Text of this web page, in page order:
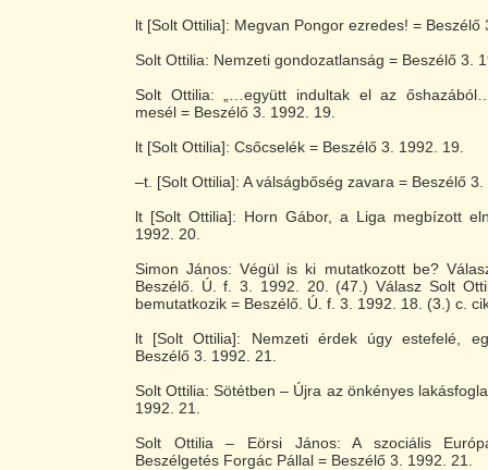
lt [Solt Ottilia]: Megvan Pongor ezredes! = Beszélő
Solt Ottilia: Nemzeti gondozatlanság = Beszélő 3.
Solt Ottilia: „…együtt indultak el az
mesél = Beszélő 3. 1992. 19.
lt [Solt Ottilia]: Csőcselék = Beszélő 3. 1992. 19.
–t. [Solt Ottilia]: A válságbőség zavara = Beszélő
lt [Solt Ottilia]: Horn Gábor, a Liga megbízott
1992. 20.
Simon János: Végül is ki mutatkozott be?
Beszélő. Ú. f. 3. 1992. 20. (47.) Válasz Solt
bemutatkozik = Beszélő. Ú. f. 3. 1992. 18. (3.) c.
lt [Solt Ottilia]: Nemzeti érdek úgy estefelé,
Beszélő 3. 1992. 21.
Solt Ottilia: Sötétben – Újra az önkényes
1992. 21.
Solt Ottilia – Eörsi János: A szociális
Beszélgetés Forgác Pállal = Beszélő 3. 1992. 21.